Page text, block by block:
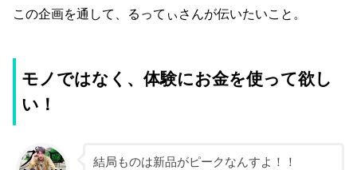
この企画を通して、るってぃさんが伝いたいこと。
モノではなく、体験にお金を使って欲し
い！
結局ものは新品がピークなんすよ！！